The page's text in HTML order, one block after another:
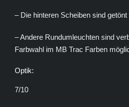
– Die hinteren Scheiben sind getönt
– Andere Rundumleuchten sind
Farbwahl im MB Trac Farben
Optik:
7/10